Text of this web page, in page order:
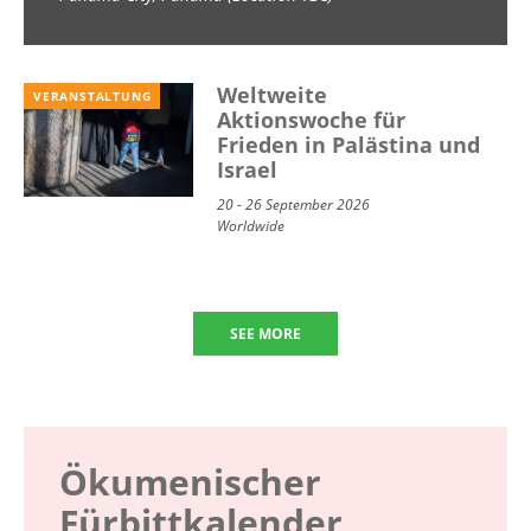
VERANSTALTUNG
Weltweite
Aktionswoche für
Frieden in Palästina und
Israel
20 - 26 September 2026
Worldwide
SEE MORE
Ökumenischer